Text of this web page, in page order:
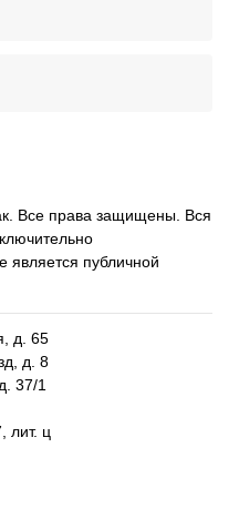
Все права защищены. Вся
публичной
д. 65
д. 8
37/1
лит. ц